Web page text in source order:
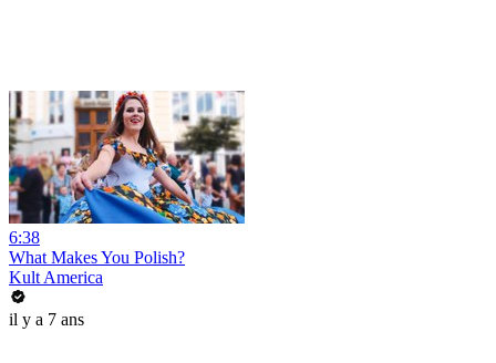
6:38
What Makes You Polish?
Kult America
il y a 7 ans